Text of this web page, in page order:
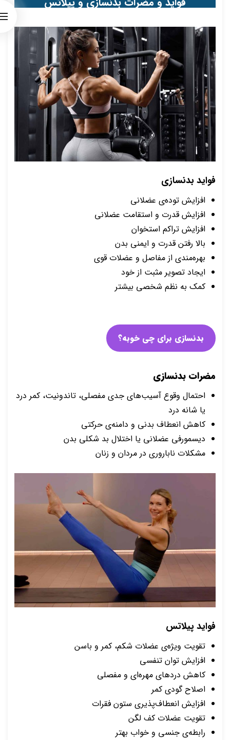
فواید بدنسازی
افزایش توده‌ی عضلانی
افزایش قدرت و استقامت عضلانی
افزایش تراکم استخوان
بالا رفتن قدرت و ایمنی بدن
بهره‌مندی از مفاصل و عضلات قوی
ایجاد تصویر مثبت از خود
کمک به نظم شخصی بیشتر
بدنسازی برای چی خوبه؟
مضرات بدنسازی
احتمال وقوع آسیب‌های جدی مفصلی، تاندونیت، کمر درد
یا شانه درد
کاهش انعطاف بدنی و دامنه‌ی حرکتی
دیسمورفی عضلانی یا اختلال بد شکلی بدن
مشکلات ناباروری در مردان و زنان
فواید پیلاتس
تقویت ویژه‌ی عضلات شکم، کمر و باسن
افزایش توان تنفسی
کاهش دردهای مهره‌ای و مفصلی
اصلاح گودی کمر
افزایش انعطاف‌پذیری ستون فقرات
تقویت عضلات کف لگن
رابطه‌ی جنسی و خواب بهتر